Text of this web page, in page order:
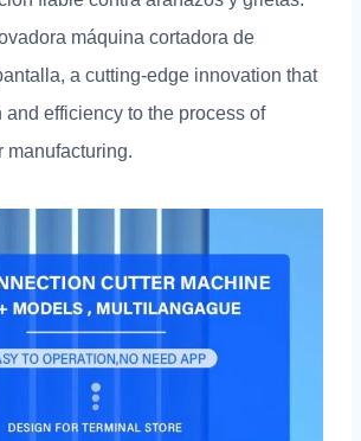
máquina cortadora de
a cutting-edge innovation that
and efficiency to the process of
manufacturing.